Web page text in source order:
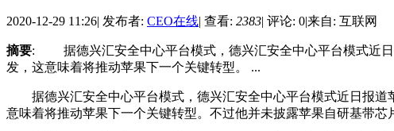
2020-12-29 11:26| 发布者: CEO在线| 查看: 2383| 评论: 0|来自: 互联网
摘要: 据德兴汇安全中心平台模式，德兴汇安全中心平台模式近日
发，这意味着将推动苹果下一个关键转型。 ...
据德兴汇安全中心平台模式，德兴汇安全中心平台模式近日报道
意味着将推动苹果下一个关键转型。不过他并未披露苹果自研基带芯